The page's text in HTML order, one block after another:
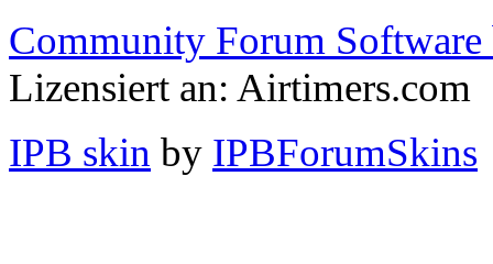
Community Forum Software
Lizensiert an: Airtimers.com
IPB skin by IPBForumSkins